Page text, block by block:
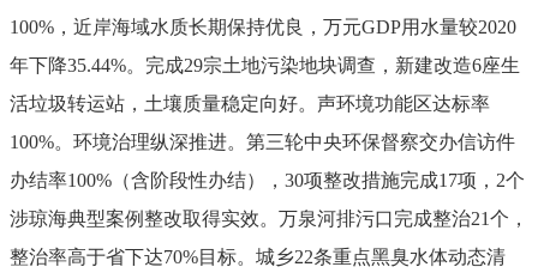
100% ，近岸海域水质长期保持优良，万元GDP用水量较2020
年下降35.44%。完成29宗土地污染地块调查，新建改造6座生
活垃圾转运站，土壤质量稳定向好。声环境功能区达标率
100%。 环境治理纵深推进。 第三轮中央环保督察交办信访件
办结率100% （含阶段性办结）， 30项整改措施完成17项， 2个
涉琼海典型案例整改取得实效。万泉河排污口完成整治21个，
整治率高于省下达70%目标。城乡22条重点黑臭水体动态清